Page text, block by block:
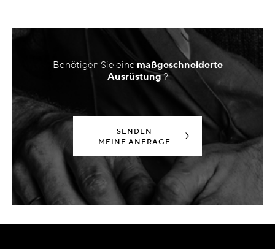
Benötigen Sie einemaßgeschneiderte
Ausrüstung?
SENDEN
MEINE ANFRAGE